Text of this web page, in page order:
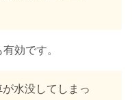
効です。
水没してしまっ